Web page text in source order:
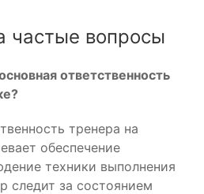
частые вопросы
ответственность
тренера на
обеспечение
техники выполнения
следит за состоянием